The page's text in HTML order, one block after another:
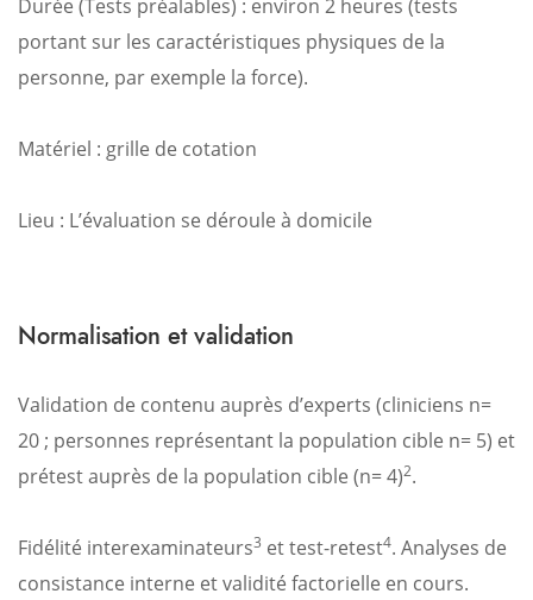
Durée (Tests préalables) : environ 2 heures (tests
portant sur les caractéristiques physiques de la
personne, par exemple la force).
Matériel : grille de cotation
Lieu : L’évaluation se déroule à domicile
Normalisation et validation
Validation de contenu auprès d’experts (cliniciens n=
20 ; personnes représentant la population cible n= 5) et
prétest auprès de la population cible (n= 4)2.
Fidélité interexaminateurs3 et test-retest4. Analyses de
consistance interne et validité factorielle en cours.